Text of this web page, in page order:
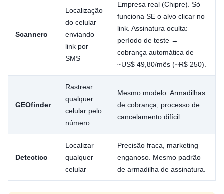
Scannero
Localização
do celular
enviando
link por
SMS
Empresa real (Chipre). Só
funciona SE o alvo clicar no
link. Assinatura oculta:
período de teste →
cobrança automática de
~US$ 49,80/mês (~R$ 250).
GEOfinder
Rastrear
qualquer
celular pelo
número
Mesmo modelo. Armadilhas
de cobrança, processo de
cancelamento difícil.
Detectico
Localizar
qualquer
celular
Precisão fraca, marketing
enganoso. Mesmo padrão
de armadilha de assinatura.